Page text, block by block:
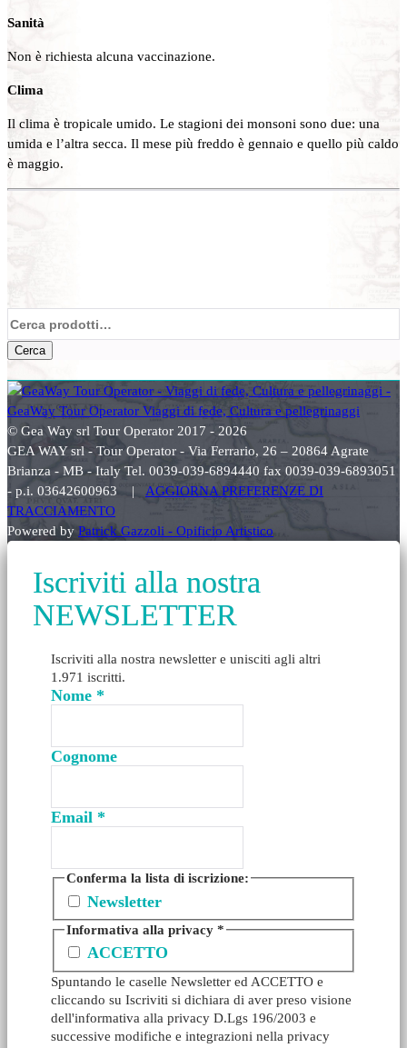
Sanità
Non è richiesta alcuna vaccinazione.
Clima
Il clima è tropicale umido. Le stagioni dei monsoni sono due: una
umida e l’altra secca. Il mese più freddo è gennaio e quello più caldo
è maggio.
Cerca:
Cerca
© Gea Way srl Tour Operator 2017 - 2026
GEA WAY srl - Tour Operator - Via Ferrario, 26 – 20864 Agrate
Brianza - MB - Italy Tel. 0039-039-6894440 fax 0039-039-6893051
- p.i. 03642600963 | AGGIORNA PREFERENZE DI
TRACCIAMENTO
Powered by Patrick Gazzoli - Opificio Artistico
Iscriviti alla nostra
NEWSLETTER
Iscriviti alla nostra newsletter e unisciti agli altri
1.971 iscritti.
Nome *
Cognome
Email *
Conferma la lista di iscrizione:
Newsletter
Informativa alla privacy*
ACCETTO
Spuntando le caselle Newsletter ed ACCETTO e
cliccando su Iscriviti si dichiara di aver preso visione
dell'informativa alla privacy D.Lgs 196/2003 e
successive modifiche e integrazioni nella privacy